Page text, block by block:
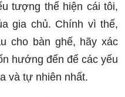
tượng thể hiện cái tôi,
gia chủ. Chính vì thế,
cho bàn ghế, hãy xác
hướng đến để các yếu
và tự nhiên nhất.